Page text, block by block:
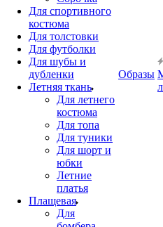
Для спортивного
костюма
Для толстовки
Для футболки
Для шубы и
дубленки
Летняя ткань
Для летнего
костюма
Для топа
Для туники
Для шорт и
юбки
Летние
платья
Плащевая
Для
Образы